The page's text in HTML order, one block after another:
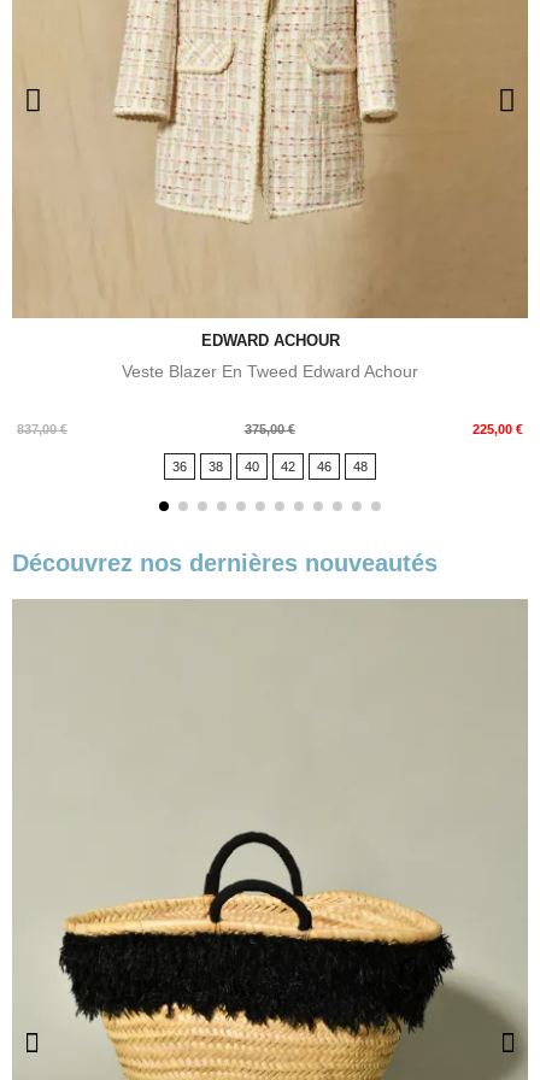
EDWARD ACHOUR
Veste Blazer En Tweed Edward Achour
837,00 €
Prix
375,00 € 225,00 €
Prix
36 38 40 42 46 48
Découvrez nos dernières nouveautés